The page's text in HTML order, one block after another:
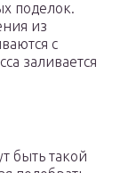
поделок.
из
с
заливается
быть такой